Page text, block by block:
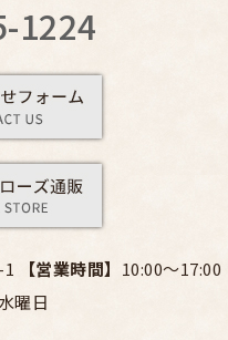
1224
【営業時間】 10:00～17:00
曜日